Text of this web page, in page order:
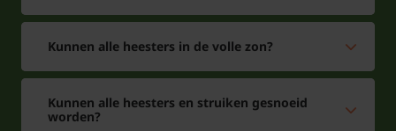
Kunnen alle heesters in de volle zon?
Kunnen alle heesters en struiken gesnoeid
worden?